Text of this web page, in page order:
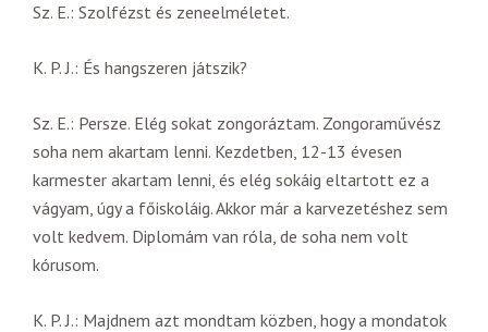
Sz. E.: Szolfézst és zeneelméletet.
K. P. J.: És hangszeren játszik?
Sz. E.: Persze. Elég sokat zongoráztam. Zongoraművész
soha nem akartam lenni. Kezdetben, 12-13 évesen
karmester akartam lenni, és elég sokáig eltartott ez a
vágyam, úgy a főiskoláig. Akkor már a karvezetéshez sem
volt kedvem. Diplomám van róla, de soha nem volt
kórusom.
K. P. J.: Majdnem azt mondtam közben, hogy a mondatok